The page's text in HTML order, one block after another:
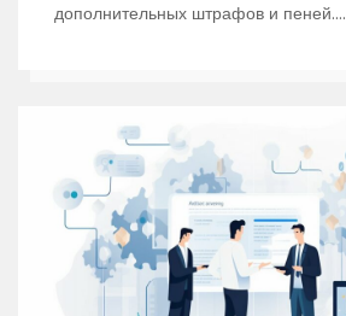
дополнительных штрафов и пеней.…